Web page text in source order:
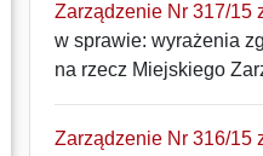
Zarządzenie Nr 317/15
w sprawie: wyrażenia
na rzecz Miejskiego
Zarządzenie Nr 316/15